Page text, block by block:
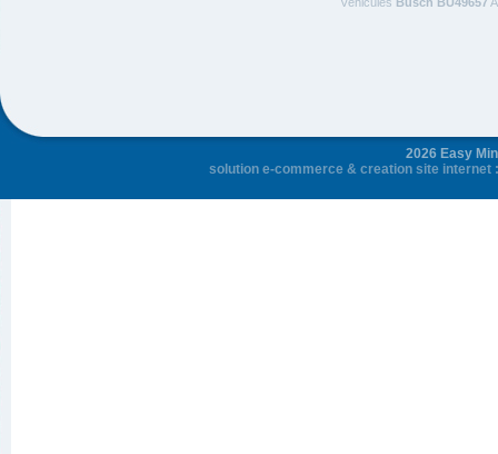
2026 Easy
solution e-commerce & creation site internet